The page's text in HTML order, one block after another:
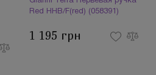
Red HHB/F(red) (058391)
1 195 грн